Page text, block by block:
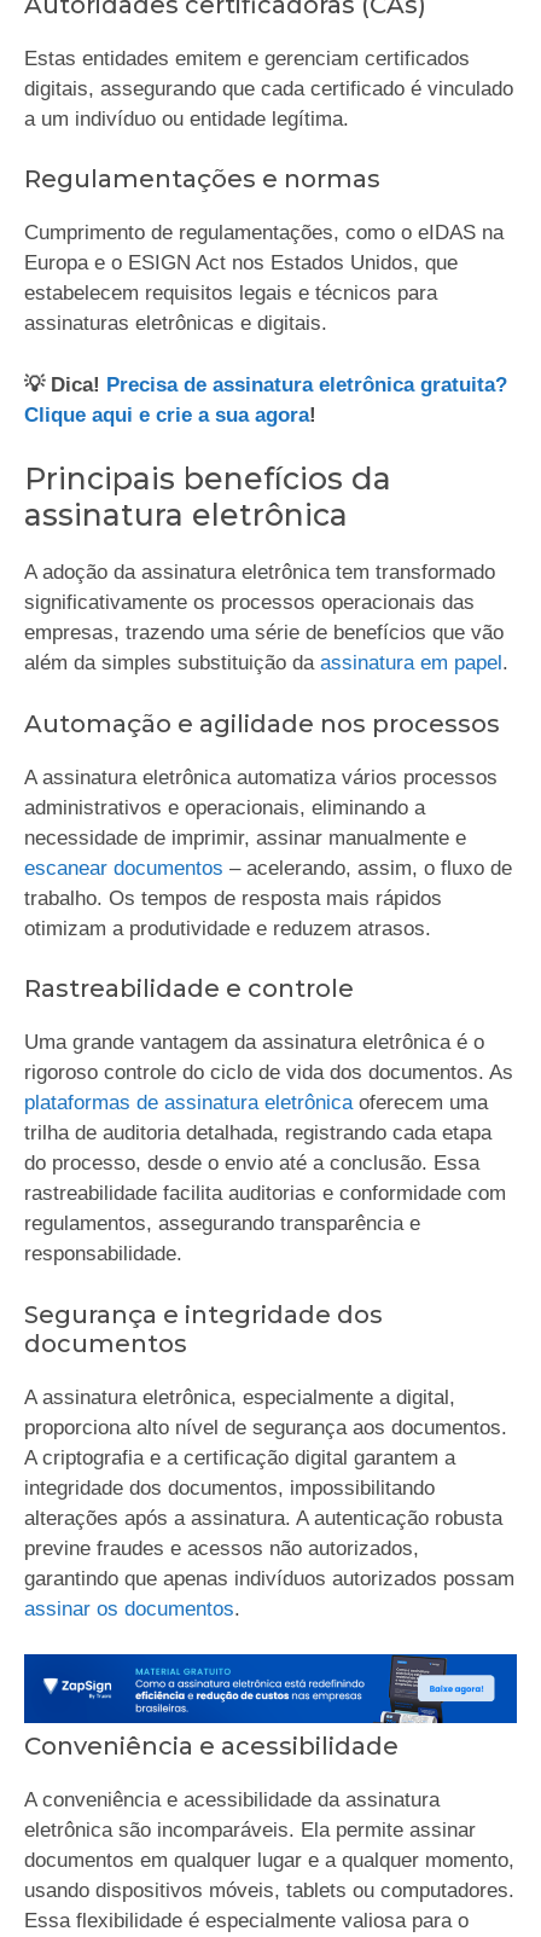
Estas entidades emitem e gerenciam certificados
digitais, assegurando que cada certificado é vinculado
a um indivíduo ou entidade legítima.
Regulamentações e normas
Cumprimento de regulamentações, como o eIDAS na
Europa e o ESIGN Act nos Estados Unidos, que
estabelecem requisitos legais e técnicos para
assinaturas eletrônicas e digitais.
💡 Dica! Precisa de assinatura eletrônica gratuita?
Clique aqui e crie a sua agora!
Principais benefícios da
assinatura eletrônica
A adoção da assinatura eletrônica tem transformado
significativamente os processos operacionais das
empresas, trazendo uma série de benefícios que vão
além da simples substituição da assinatura em papel .
Automação e agilidade nos processos
A assinatura eletrônica automatiza vários processos
administrativos e operacionais, eliminando a
necessidade de imprimir, assinar manualmente e
escanear documentos – acelerando, assim, o fluxo de
trabalho. Os tempos de resposta mais rápidos
otimizam a produtividade e reduzem atrasos.
Rastreabilidade e controle
Uma grande vantagem da assinatura eletrônica é o
rigoroso controle do ciclo de vida dos documentos. As
plataformas de assinatura eletrônicaoferecem uma
trilha de auditoria detalhada, registrando cada etapa
do processo, desde o envio até a conclusão. Essa
rastreabilidade facilita auditorias e conformidade com
regulamentos, assegurando transparência e
responsabilidade.
Segurança e integridade dos
documentos
A assinatura eletrônica, especialmente a digital,
proporciona alto nível de segurança aos documentos.
A criptografia e a certificação digital garantem a
integridade dos documentos, impossibilitando
alterações após a assinatura. A autenticação robusta
previne fraudes e acessos não autorizados,
garantindo que apenas indivíduos autorizados possam
assinar os documentos.
Conveniência e acessibilidade
A conveniência e acessibilidade da assinatura
eletrônica são incomparáveis. Ela permite assinar
documentos em qualquer lugar e a qualquer momento,
usando dispositivos móveis, tablets ou computadores.
Essa flexibilidade é especialmente valiosa para o